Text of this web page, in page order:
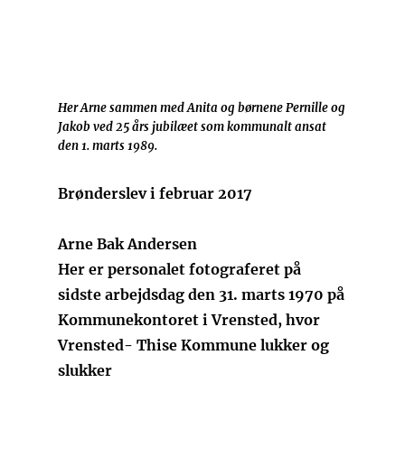
Her Arne sammen med Anita og børnene Pernille og
Jakob ved 25 års jubilæet som kommunalt ansat
den 1. marts 1989.
Brønderslev i februar 2017
Arne Bak Andersen
Her er personalet fotograferet på
sidste arbejdsdag den 31. marts 1970 på
Kommunekontoret i Vrensted, hvor
Vrensted- Thise Kommune lukker og
slukker